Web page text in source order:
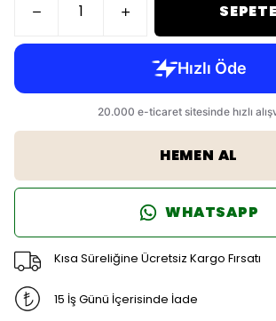
HEMEN AL
WHATSAPP
Kısa Süreliğine Ücretsiz Kargo Fırsatı
15 İş Günü İçerisinde İade